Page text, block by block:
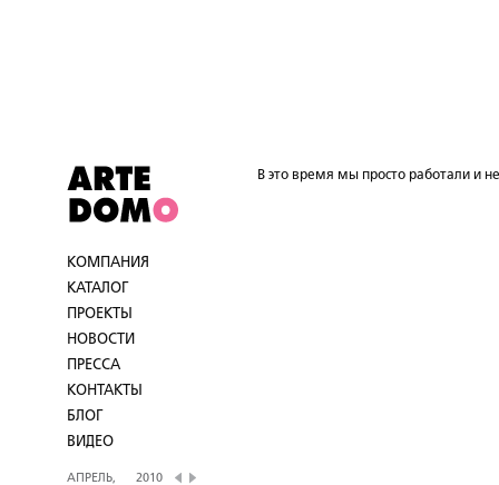
КОМПАНИЯ
КАТАЛОГ
ПРОЕКТЫ
НОВОСТИ
ПРЕССА
КОНТАКТЫ
БЛОГ
ВИДЕО
АПРЕЛЬ,
2010
В это время мы просто работали и